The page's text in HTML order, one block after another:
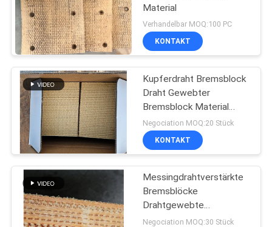
Material
Verhandelbar MOQ:100 PC
KONTAKT
Kupferdraht Bremsblock
Draht Gewebter
Bremsblock Material
Messingdraht verstärkt
Negociation MOQ:20 Stück
KONTAKT
Messingdrahtverstärkte
Bremsblöcke
Drahtgewebte
Bremsblöcke für
Negociation MOQ:30 Stück